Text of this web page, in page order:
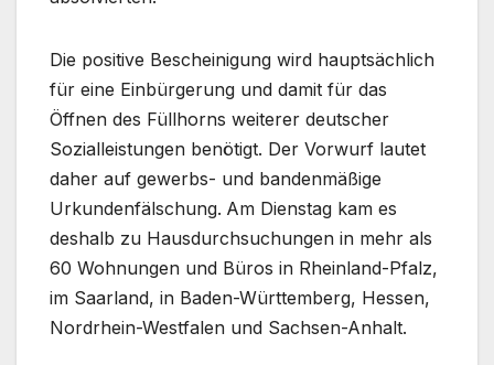
Die positive Bescheinigung wird hauptsächlich
für eine Einbürgerung und damit für das
Öffnen des Füllhorns weiterer deutscher
Sozialleistungen benötigt. Der Vorwurf lautet
daher auf gewerbs- und bandenmäßige
Urkundenfälschung. Am Dienstag kam es
deshalb zu Hausdurchsuchungen in mehr als
60 Wohnungen und Büros in Rheinland-Pfalz,
im Saarland, in Baden-Württemberg, Hessen,
Nordrhein-Westfalen und Sachsen-Anhalt.